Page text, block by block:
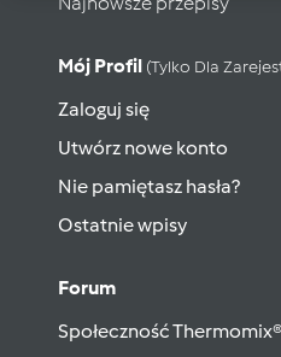
Mój Profil (tylko Dla
Zaloguj się
Utwórz nowe konto
Nie pamiętasz hasła?
Ostatnie wpisy
Forum
Społeczność Thermomix®